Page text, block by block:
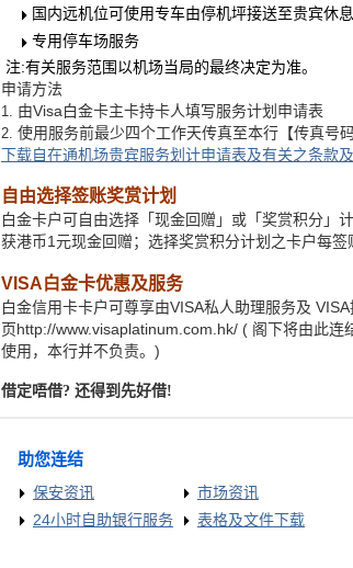
国内远机位可使用专车由停机坪接送至贵宾休
专用停车场服务
注:有关服务范围以机场当局的最终决定为准。
申请方法
1. 由Visa白金卡主卡持卡人填写服务计划申请表
2. 使用服务前最少四个工作天传真至本行【传真号
下载自在通机场贵宾服务划计申请表及有关之条款
自由选择签账奖赏计划
白金卡户可自由选择「现金回赠」或「奖赏积分」
获港币1元现金回赠；选择奖赏积分计划之卡户每
VISA白金卡优惠及服务
白金信用卡卡户可尊享由VISA私人助理服务及
页http://www.visaplatinum.com.hk/ ( 阁下将由此
使用，本行并不负责。)
借定唔借? 还得到先好借!
助您连结
保安资讯
市场资讯
24小时自助银行服务
表格及文件下载